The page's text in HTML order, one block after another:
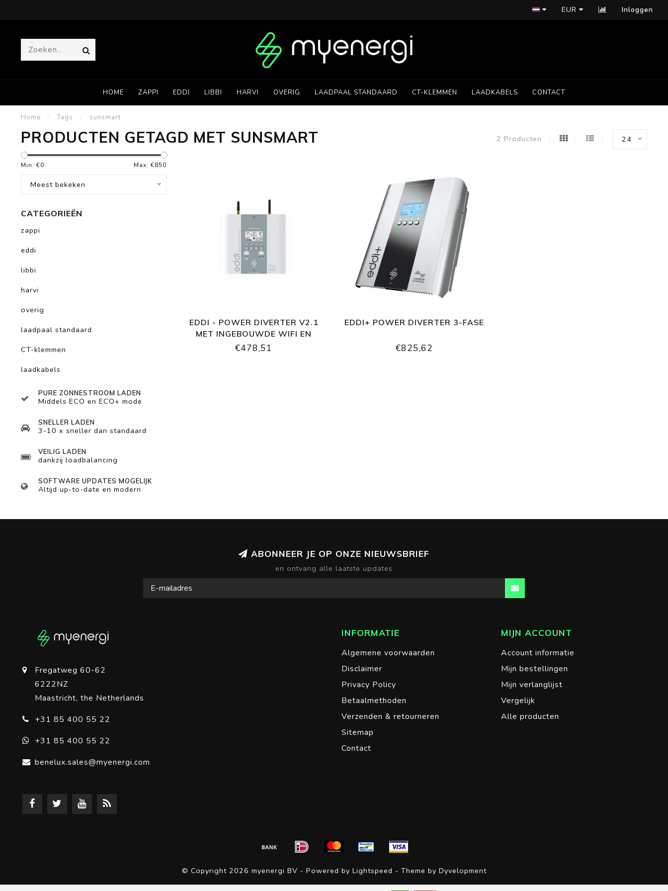
EUR Inloggen
HOME ZAPPI EDDI LIBBI HARVI OVERIG LAADPAAL STANDAARD CT-KLEMMEN LAADKABELS CONTACT
Home / Tags / sunsmart
PRODUCTEN GETAGD MET SUNSMART 2 Producten 24
Min: €0 Max: €850
Meest bekeken
CATEGORIEËN
zappi
eddi
libbi
harvi
overig
laadpaal standaard
CT-klemmen
laadkabels
PURE ZONNESTROOM LADEN
Middels ECO en ECO+ mode
SNELLER LADEN
3-10 x sneller dan standaard
VEILIG LADEN
dankzij loadbalancing
SOFTWARE UPDATES MOGELIJK
Altijd up-to-date en modern
EDDI - POWER DIVERTER V2.1
MET INGEBOUWDE WIFI EN
ETHERNET
€478,51
EDDI+ POWER DIVERTER 3-FASE
€825,62
ABONNEER JE OP ONZE NIEUWSBRIEF
en ontvang alle laatste updates
Fregatweg 60-62
6222NZ
Maastricht, the Netherlands
+31 85 400 55 22
+31 85 400 55 22
benelux.sales@myenergi.com
INFORMATIE
Algemene voorwaarden
Disclaimer
Privacy Policy
Betaalmethoden
Verzenden & retourneren
Sitemap
Contact
MIJN ACCOUNT
Account informatie
Mijn bestellingen
Mijn verlanglijst
Vergelijk
Alle producten
© Copyright 2026 myenergi BV - Powered by Lightspeed - Theme by Dyvelopment